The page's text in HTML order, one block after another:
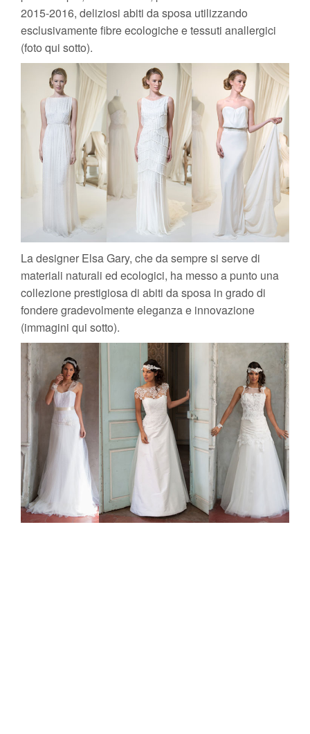
2015-2016, deliziosi abiti da sposa utilizzando
esclusivamente fibre ecologiche e tessuti anallergici
(foto qui sotto).
La designer Elsa Gary, che da sempre si serve di
materiali naturali ed ecologici, ha messo a punto una
collezione prestigiosa di abiti da sposa in grado di
fondere gradevolmente eleganza e innovazione
(immagini qui sotto).